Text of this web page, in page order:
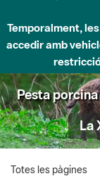
Temporalment,
accedir amb
Pesta
La
Totes les pàgines